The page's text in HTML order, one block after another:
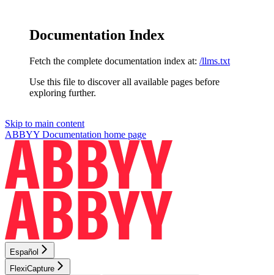
Documentation Index
Fetch the complete documentation index at: /llms.txt
Use this file to discover all available pages before
exploring further.
Skip to main content
ABBYY Documentation home page
Español
FlexiCapture